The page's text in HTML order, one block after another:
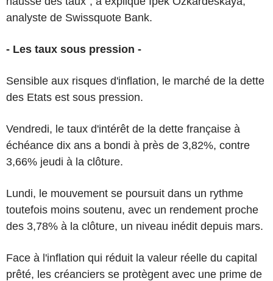
analyste de Swissquote Bank.
- Les taux sous pression -
Sensible aux risques d'inflation, le marché de la dette
des Etats est sous pression.
Vendredi, le taux d'intérêt de la dette française à
échéance dix ans a bondi à près de 3,82%, contre
3,66% jeudi à la clôture.
Lundi, le mouvement se poursuit dans un rythme
toutefois moins soutenu, avec un rendement proche
des 3,78% à la clôture, un niveau inédit depuis mars.
Face à l'inflation qui réduit la valeur réelle du capital
prêté, les créanciers se protègent avec une prime de